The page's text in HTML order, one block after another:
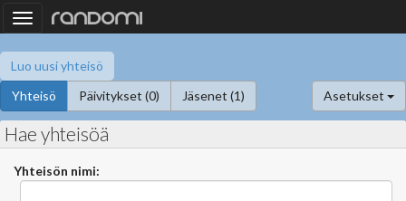
Toggle
navigation
Luo uusi yhteisö
Yhteisö
Päivitykset (0) Jäsenet (1) Asetukset
Hae yhteisöä
Yhteisön nimi: